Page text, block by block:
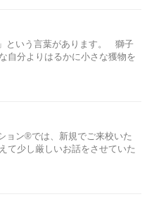
という言葉があります。 獅子
自分よりはるかに小さな獲物を
ョン®では、新規でご来校いた
て少し厳しいお話をさせていた